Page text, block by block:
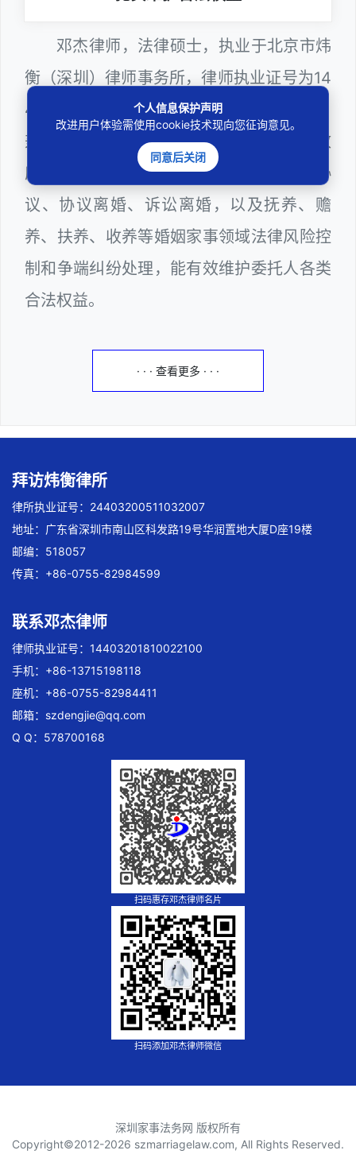
邓杰律师，法律硕士，执业于北京市炜
衡（深圳）律师事务所，律师执业证号为14
403201810022100。邓杰律师现（或曾）
兼任深圳市人民政府听证员、深圳市某区政
府部门公职律师，邓杰律师十分熟悉婚前协
议、协议离婚、诉讼离婚，以及抚养、赡
养、扶养、收养等婚姻家事领域法律风险控
制和争端纠纷处理，能有效维护委托人各类
合法权益。
· · · 查看更多 · · ·
拜访炜衡律所
律所执业证号：24403200511032007
地址：广东省深圳市南山区科发路19号华润置地大厦D座19楼
邮编：518057
传真：+86-0755-82984599
联系邓杰律师
律师执业证号：14403201810022100
手机：+86-13715198118
座机：+86-0755-82984411
邮箱： szdengjie@qq.com
Q Q：578700168
扫码惠存邓杰律师名片
扫码添加邓杰律师微信
深圳家事法务网 版权所有
Copyright©2012-2026 szmarriagelaw.com, All Rights Reserved.
个人信息保护声明
改进用户体验需使用cookie技术现向您征询意见。
同意后关闭